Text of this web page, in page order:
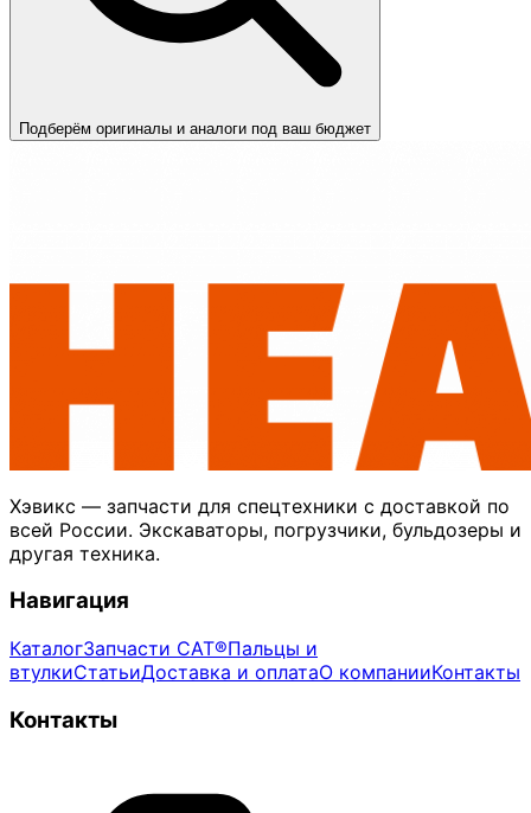
Подберём оригиналы и аналоги под ваш бюджет
Хэвикс — запчасти для спецтехники с доставкой по
всей России. Экскаваторы, погрузчики, бульдозеры и
другая техника.
Навигация
КаталогЗапчасти CAT®Пальцы и
втулкиСтатьиДоставка и оплатаО компанииКонтакты
Контакты